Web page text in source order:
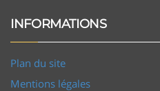
INFORMATIONS
Plan du site
Mentions légales